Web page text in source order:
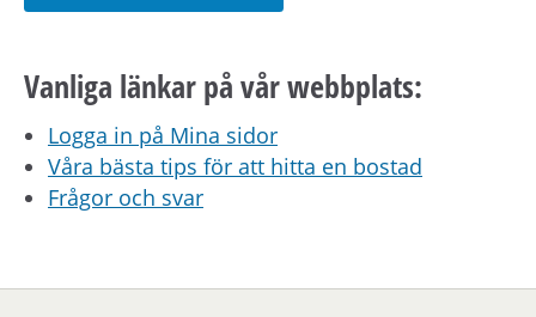
å
l
e
Vanliga länkar på vår webbplats:
Logga in på Mina sidor
Våra bästa tips för att hitta en bostad
Frågor och svar